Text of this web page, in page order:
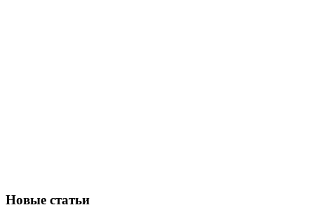
Новые статьи